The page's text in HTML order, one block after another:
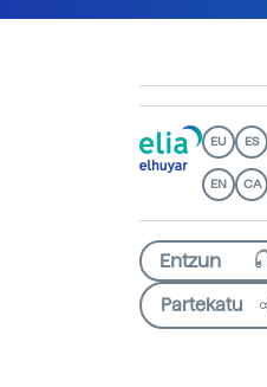
EU ES
EN CA
Partekatu